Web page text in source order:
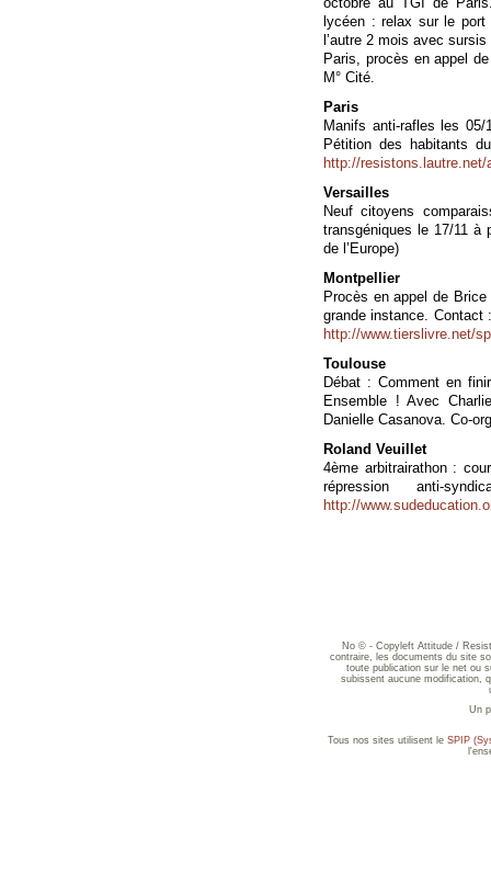
lycéen : relax sur le port
l’autre 2 mois avec
Paris, procès en appel
M° Cité.
Paris
Manifs anti-rafles les 05/
Pétition des habitants
http://
Versailles
Neuf citoyens
transgéniques le 17/11 à
de l’Europe)
Montpellier
Procès en appel de
grande instance. Contact
http://www.tierslivre.net/
Toulouse
Débat : Comment en
Ensemble ! Avec
Danielle Casanova. Co-
Roland Veuillet
4ème arbitrairathon :
répression anti-
http://
No © - Copyleft Attitude /
contraire, les documents du site
toute publication sur le net ou
subissent aucune modification,
Un
Tous nos sites utilisent le SPIP